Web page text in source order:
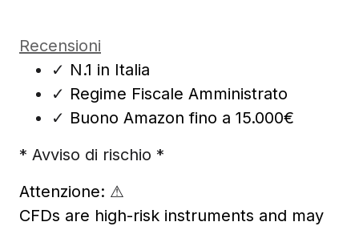
Recensioni
✓ N.1 in Italia
✓ Regime Fiscale Amministrato
✓ Buono Amazon fino a 15.000€
* Avviso di rischio *
Attenzione: ⚠
CFDs are high-risk instruments and may